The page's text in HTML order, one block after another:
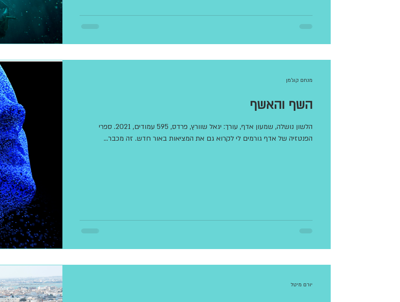
השף והאשף
הלשון נושלה, שמעון אדף, עורך: יגאל שוורץ, פרדס, 595 עמודים, 2021. ספרי
הפנטזיה של אדף גורמים לי לקרוא גם את המציאות באור חדש. זה מכבר...
מנחם קוג'מן
יורם מיטל